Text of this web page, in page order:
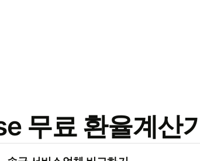
무료 환율계산